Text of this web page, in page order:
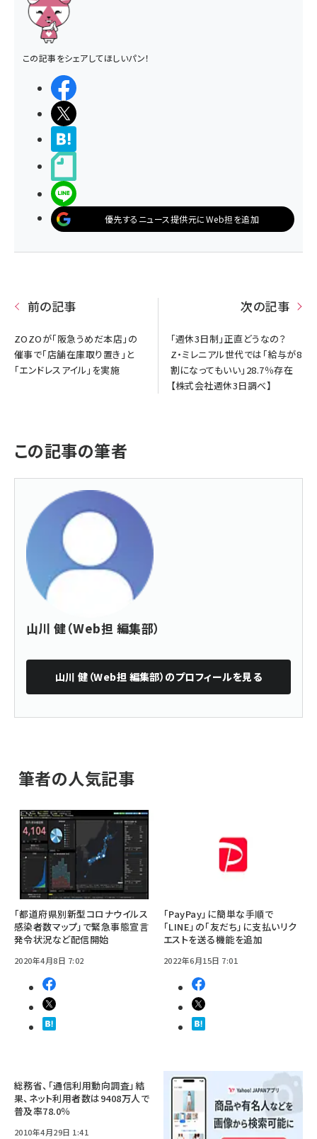
この記事をシェアしてほしいパン！
優先するニュース提供元にWeb担を追加
前の記事
ZOZOが「阪急うめだ本店」の
催事で「店舗在庫取り置き」と
「エンドレスアイル」を実施
次の記事
「週休3日制」正直どうなの？
Z・ミレニアル世代では「給与が8
割になってもいい」28.7％存在
【株式会社週休3日調べ】
この記事の筆者
山川 健（Web担 編集部）
山川 健（Web担 編集部） のプロフィールを見る
筆者の人気記事
「都道府県別新型コロナウイルス
感染者数マップ」で緊急事態宣言
発令状況など配信開始
2020年4月8日 7:02
「PayPay」に簡単な手順で
「LINE」の「友だち」に支払いリク
エストを送る機能を追加
2022年6月15日 7:01
総務省、「通信利用動向調査」結
果、ネット利用者数は9408万人で
普及率78.0％
2010年4月29日 1:41